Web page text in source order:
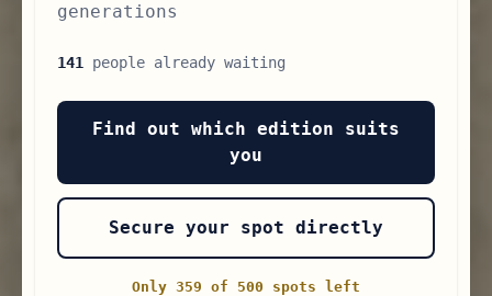
generations
141 people already waiting
Find out which edition suits
you
Secure your spot directly
Only 359 of 500 spots left